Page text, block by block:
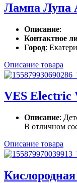
Лампа Лупа
Описание:
Контактное
Город:
Описание товара
VES Electric
Описание:
В отличном
Описание товара